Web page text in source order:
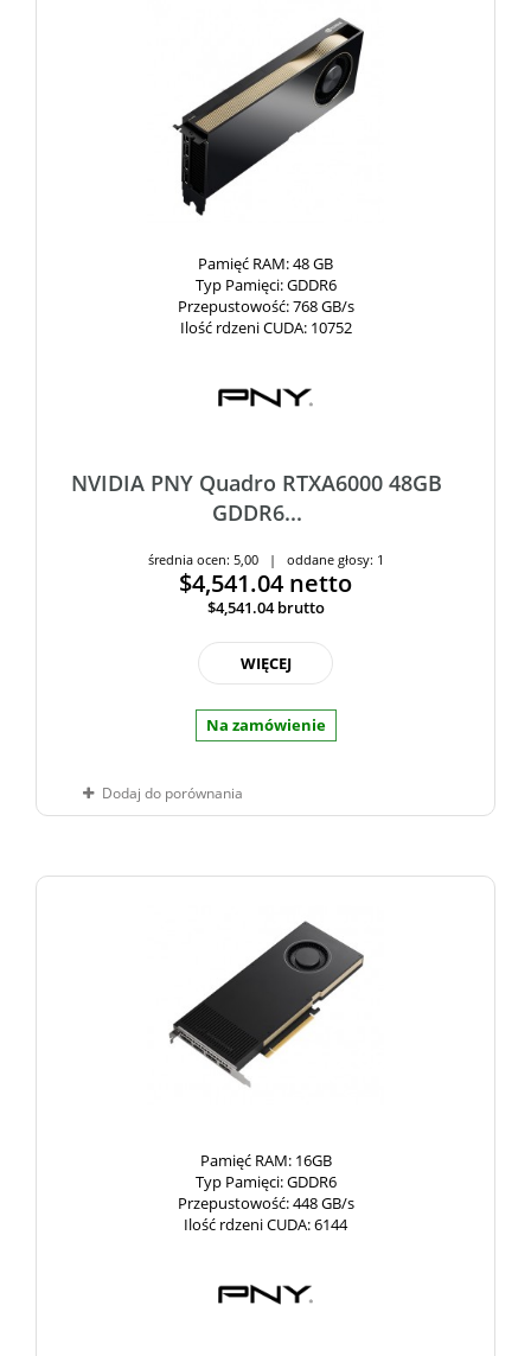
Pamięć RAM: 48 GB
Typ Pamięci: GDDR6
Przepustowość: 768 GB/s
Ilość rdzeni CUDA: 10752
NVIDIA PNY Quadro RTXA6000 48GB
GDDR6...
średnia ocen: 5,00 | oddane głosy: 1
$4,541.04 netto
$4,541.04brutto
WIĘCEJ
Na zamówienie
Dodaj do porównania
Pamięć RAM: 16GB
Typ Pamięci: GDDR6
Przepustowość: 448 GB/s
Ilość rdzeni CUDA: 6144